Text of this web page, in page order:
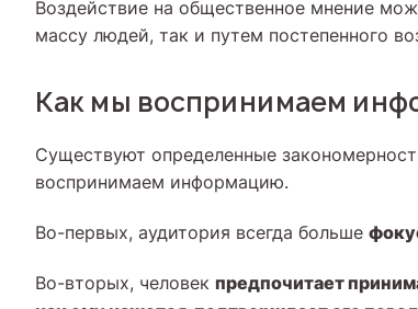
Воздействие на общественное мнение
массу людей, так и путем постепенного
Как мы воспринимаем
Существуют определенные
воспринимаем информацию.
Во-первых, аудитория всегда больше
Во-вторых, человек предпочитает